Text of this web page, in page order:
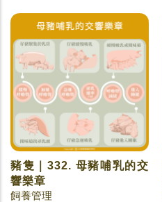
豬隻｜332. 母豬哺乳的交
響樂章
飼養管理